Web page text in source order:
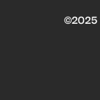
©2025